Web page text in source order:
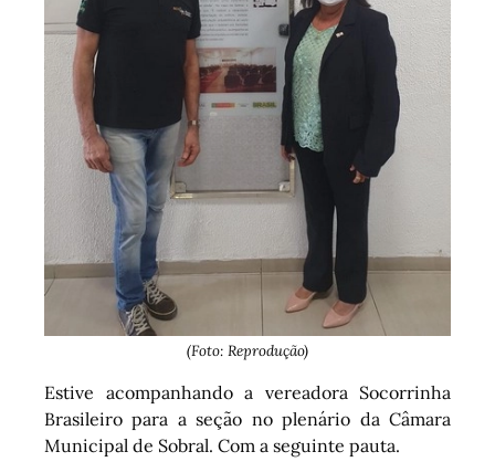
(Foto: Reprodução)
Estive acompanhando a vereadora Socorrinha
Brasileiro para a seção no plenário da Câmara
Municipal de Sobral. Com a seguinte pauta.